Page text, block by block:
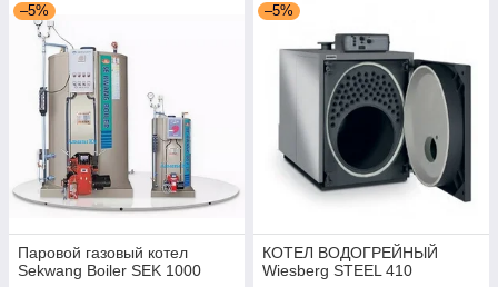
–5%
Паровой газовый котел
Sekwang Boiler SEK 1000
–5%
КОТЕЛ ВОДОГРЕЙНЫЙ
Wiesberg STEEL 410